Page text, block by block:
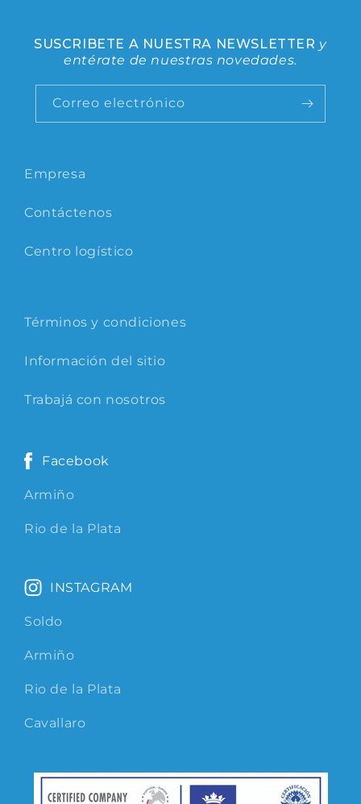
Empresa
Contáctenos
Centro logístico
Términos y condiciones
Información del sitio
Trabajá con nosotros
Facebook
Armiño
Rio de la Plata
INSTAGRAM
Soldo
Armiño
Rio de la Plata
Cavallaro
SUSCRIBETE A NUESTRA NEWSLETTER y
entérate de nuestras novedades.
Correo electrónico